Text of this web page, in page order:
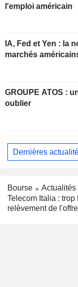
l'emploi américain
IA, Fed et Yen : la
marchés
GROUPE ATOS : une nouvelle année à
oublier
Dernières
Bourse
Actualités
Telecom Italia :
relèvement de